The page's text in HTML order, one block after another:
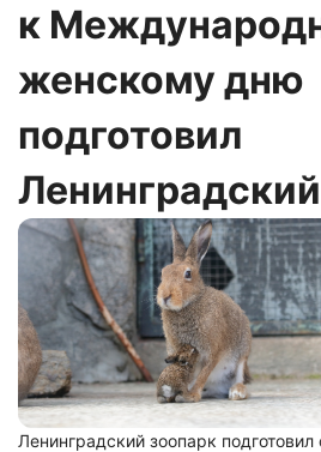
к
женскому дню
подготовил
Ленинградский зоопарк